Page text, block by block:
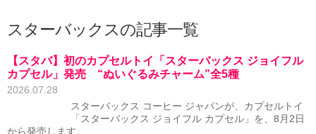
スターバックスの記事一覧
【スタバ】初のカプセルトイ「スターバックス ジョイフル
カプセル」発売 “ぬいぐるみチャーム”全5種
2026.07.28
スターバックス コーヒー ジャパンが、カプセルトイ
「スターバックス ジョイフル カプセル」を、8月2日
から発売します。